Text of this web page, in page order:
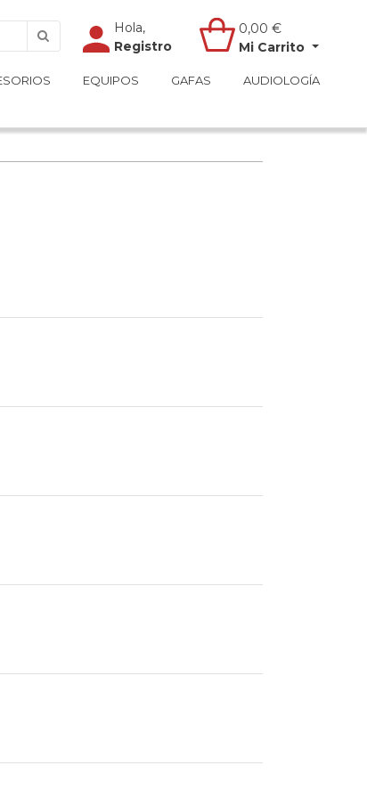
Hola,
Registro
0,00 €
Mi Carrito
EQUIPOS GAFAS AUDIOLOGÍA
Hola,
Registro
0,00 €
Mi Carrito
EQUIPOS GAFAS AUDIOLOGÍA